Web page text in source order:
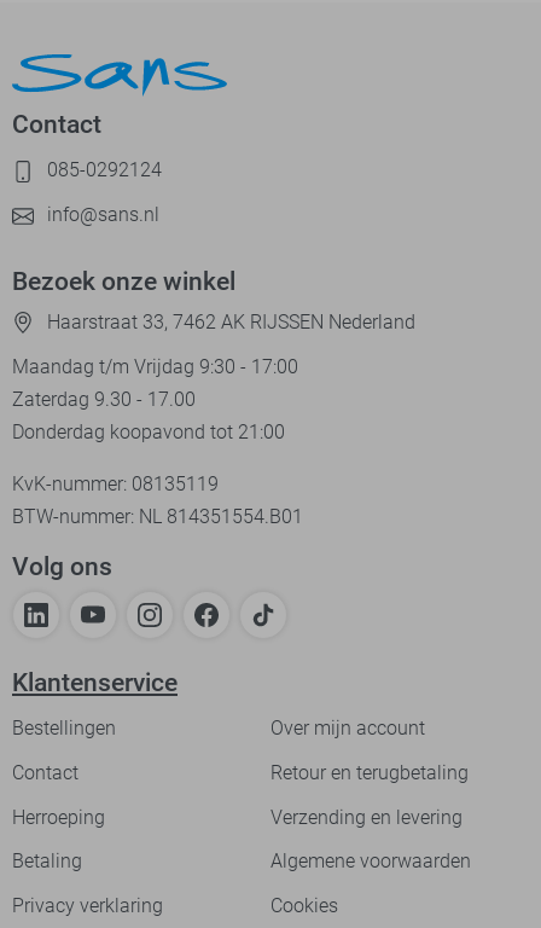
Contact
085-0292124
info@sans.nl
Bezoek onze winkel
Haarstraat 33, 7462 AK RIJSSEN Nederland
Maandag t/m Vrijdag 9:30 - 17:00
Zaterdag 9.30 - 17.00
Donderdag koopavond tot 21:00
KvK-nummer: 08135119
BTW-nummer: NL 814351554.B01
Volg ons
Klantenservice
Bestellingen
Over mijn account
Contact
Retour en terugbetaling
Herroeping
Verzending en levering
Betaling
Algemene voorwaarden
Privacy verklaring
Cookies